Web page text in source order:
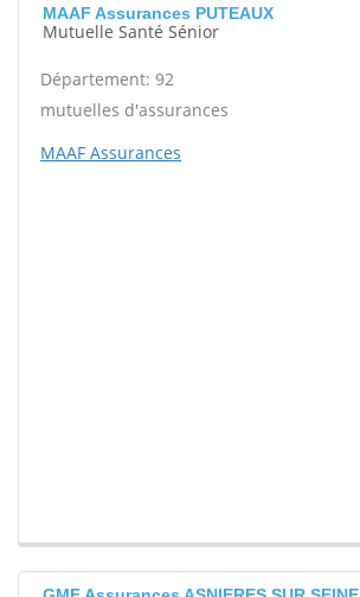
MAAF Assurances PUTEAUX
Mutuelle Santé Sénior
Département: 92
mutuelles d'assurances
MAAF Assurances